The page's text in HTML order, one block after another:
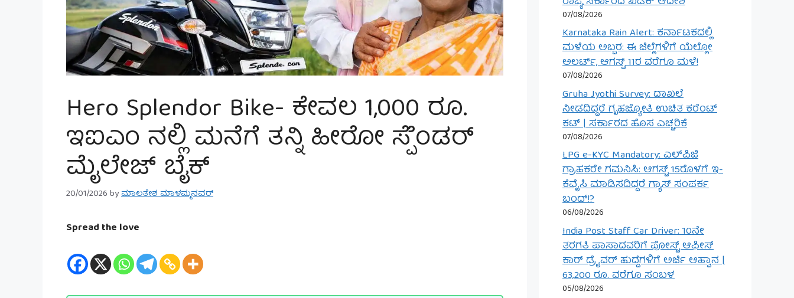
Hero Splendor Bike- ಕೇವಲ 1,000 ರೂ.
ಇಐಎಂ ನಲ್ಲಿ ಮನೆಗೆ ತನ್ನಿ ಹೀರೋ ಸ್ಪೆೆಂಡರ್
ಮೈಲೇಜ್ ಬೈಕ್
20/01/2026byಮಾಲತೇಶ ಮಾಳಮ್ಮನವರ್
Spread the love
07/08/2026
Karnataka Rain Alert: ಕರ್ನಾಟಕದಲ್ಲಿ
ಮಳೆಯ ಅಬ್ಬರ: ಈ ಜಿಲ್ಲೆಗಳಿಗೆ ಯೆಲ್ಲೋ
ಅಲರ್ಟ್, ಆಗಸ್ಟ್ 11ರ ವರೆಗೂ ಮಳೆ!
07/08/2026
Gruha Jyothi Survey: ದಾಖಲೆ
ನೀಡದಿದ್ದರೆ ಗೃಹಜ್ಯೋತಿ ಉಚಿತ ಕರೆಂಟ್
ಕಟ್ | ಸರ್ಕಾರದ ಹೊಸ ಎಚ್ಚರಿಕೆ
07/08/2026
LPG e-KYC Mandatory: ಎಲ್‌ಪಿಜಿ
ಗ್ರಾಹಕರೇ ಗಮನಿಸಿ: ಆಗಸ್ಟ್ 15ರೊಳಗೆ ಇ-
ಕೆವೈಸಿ ಮಾಡಿಸದಿದ್ದರೆ ಗ್ಯಾಸ್ ಸಂಪರ್ಕ
ಬಂದ್!?
06/08/2026
India Post Staff Car Driver: 10ನೇ
ತರಗತಿ ಪಾಸಾದವರಿಗೆ ಪೋಸ್ಟ್ ಆಫೀಸ್
ಕಾರ್ ಡ್ರೈವರ್ ಹುದ್ದೆಗಳಿಗೆ ಅರ್ಜಿ ಆಹ್ವಾನ |
63,200 ರೂ. ವರೆಗೂ ಸಂಬಳ
05/08/2026